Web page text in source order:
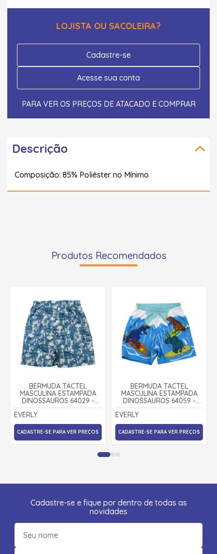
LOJISTA OU SACOLEIRA?
Cadastre-se
Acesse sua conta
PARA VER OS PREÇOS DE ATACADO E COMPRAR
Descrição
Composição: 85% Poliéster no Mínimo
Produtos Recomendados
BERMUDA TACTEL
MASCULINA ESTAMPADA
DINOSSAUROS 64029 -
EVERLY
EVERLY
CADASTRE-SE PARA VER PREÇOS
BERMUDA TACTEL
MASCULINA ESTAMPADA
DINOSSAUROS 64059 -
EVERLY
EVERLY
CADASTRE-SE PARA VER PREÇOS
Cadastre-se e fique por dentro de todas as
novidades